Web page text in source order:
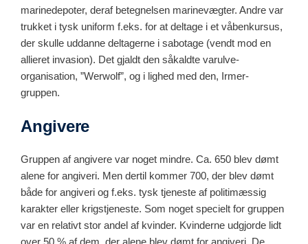
marinedepoter, deraf betegnelsen marinevægter. Andre var
trukket i tysk uniform f.eks. for at deltage i et våbenkursus,
der skulle uddanne deltagerne i sabotage (vendt mod en
allieret invasion). Det gjaldt den såkaldte varulve-
organisation, ”Werwolf”, og i lighed med den, Irmer-
gruppen.
Angivere
Gruppen af angivere var noget mindre. Ca. 650 blev dømt
alene for angiveri. Men dertil kommer 700, der blev dømt
både for angiveri og f.eks. tysk tjeneste af politimæssig
karakter eller krigstjeneste. Som noget specielt for gruppen
var en relativt stor andel af kvinder. Kvinderne udgjorde lidt
over 50 % af dem, der alene blev dømt for angiveri. De